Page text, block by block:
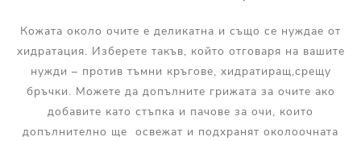
Кожата около очите е деликатна и също се нуждае от
хидратация. Изберете такъв, който отговаря на вашите
нужди – против тъмни кръгове, хидратиращ,срещу
бръчки. Можете да допълните грижата за очите ако
добавите като стъпка и пачове за очи, които
допълнително ще освежат и подхранят околоочната